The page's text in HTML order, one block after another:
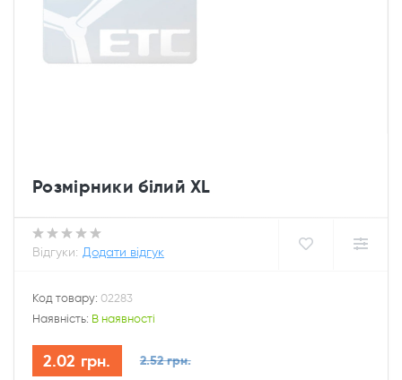
Розмірники білий XL
Відгуки: Додати відгук
Код товару: 02283
Наявність: В наявності
2.02 грн. 2.52 грн.